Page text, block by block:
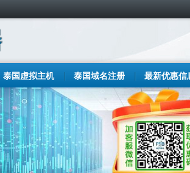
泰国虚拟主机 泰国域名注册 最新优惠信